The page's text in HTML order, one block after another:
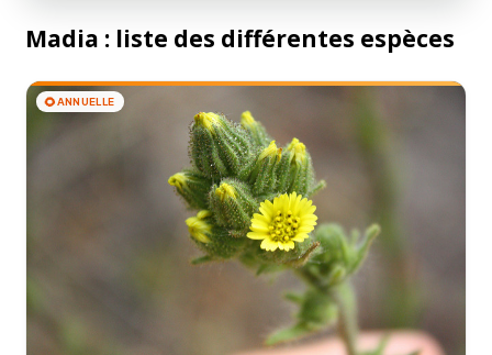
Madia : liste des différentes espèces
🌻ANNUELLE